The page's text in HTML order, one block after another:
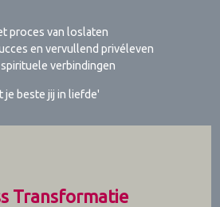
proces van loslaten
en vervullend privéleven
verbindingen
je beste jij in liefde'
Transformatie